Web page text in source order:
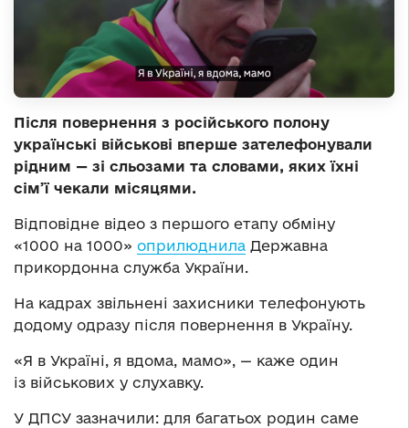
Після повернення з російського полону
українські військові вперше зателефонували
рідним — зі сльозами та словами, яких їхні
сім’ї чекали місяцями.
Відповідне відео з першого етапу обміну
«1000 на 1000» оприлюднила Державна
прикордонна служба України.
На кадрах звільнені захисники телефонують
додому одразу після повернення в Україну.
«Я в Україні, я вдома, мамо», — каже один
із військових у слухавку.
У ДПСУ зазначили: для багатьох родин саме